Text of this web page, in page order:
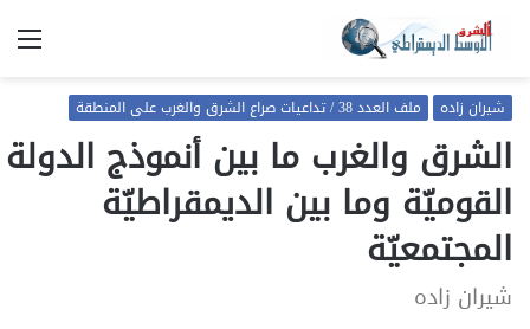
شيران زاده ملف العدد 38 / تداعيات صراع الشرق والغرب على المنطقة
الشرق والغرب ما بين أنموذج الدولة
القوميّة وما بين الديمقراطيّة
المجتمعيّة
شيران زاده